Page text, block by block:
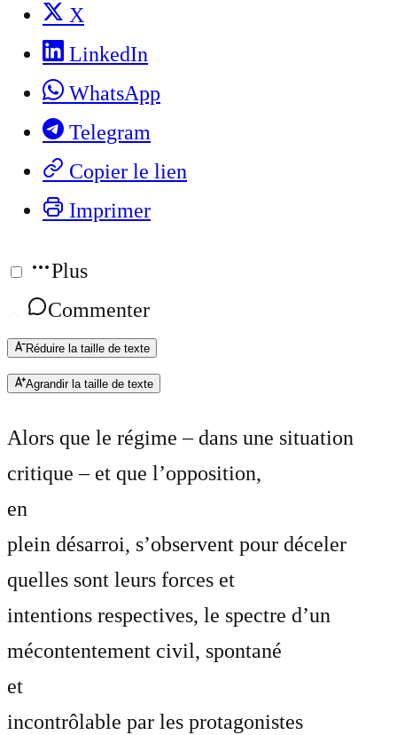
X
LinkedIn
WhatsApp
Telegram
Copier le lien
Imprimer
Plus
Commenter
Réduire la taille de texte
Agrandir la taille de texte
Alors que le régime – dans une situation
critique – et que l’opposition,
en
plein désarroi, s’observent pour déceler
quelles sont leurs forces et
intentions respectives, le spectre d’un
mécontentement civil, spontané
et
incontrôlable par les protagonistes